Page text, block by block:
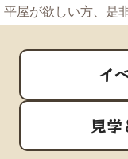
平屋が欲しい方、是
イ
見